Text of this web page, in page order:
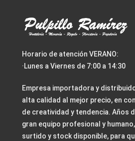
Horario de atención VERANO:
·Lunes a Viernes de 7:00 a 14:30
Empresa importadora y
alta calidad al mejor precio, en
de creatividad y tendencia. Años
gran equipo profesional y
surtido y stock disponible, para